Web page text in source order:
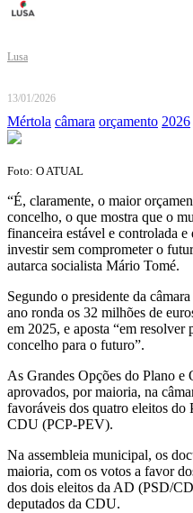
Lusa
13/01/2026
Mértola câmara orçamento 2026
Foto: O ATUAL
“É, claramente, o maior
concelho, o que mostra que o
financeira estável e controlada
investir sem comprometer o
autarca socialista Mário Tomé.
Segundo o presidente da
ano ronda os 32 milhões de
em 2025, e aposta “em resolver
concelho para o futuro”.
As Grandes Opções do Plano e
aprovados, por maioria, na
favoráveis dos quatro eleitos do
CDU (PCP-PEV).
Na assembleia municipal, os
maioria, com os votos a favor
dos dois eleitos da AD (PSD/
deputados da CDU.